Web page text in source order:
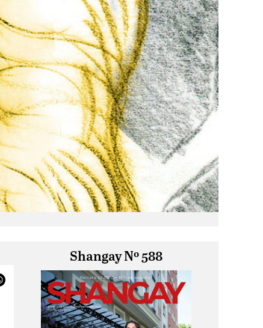
Shangay Nº 588